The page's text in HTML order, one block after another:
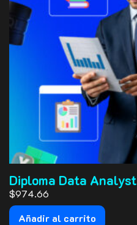
Diploma Data Analyst
$974.66
Añadir al carrito